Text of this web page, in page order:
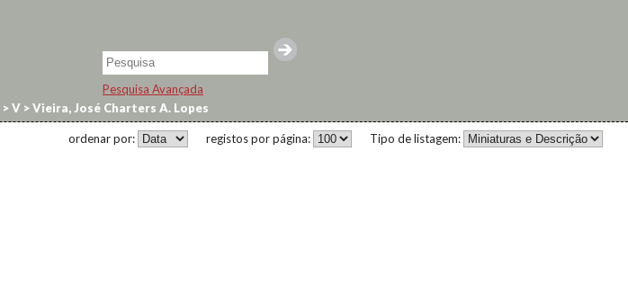
Pesquisa Avançada
>V >Vieira, José Charters A. Lopes
Tipo de listagem:
registos por página:
ordenar por: